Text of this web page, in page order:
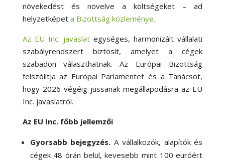
növekedést és növelve a költségeket – ad
helyzetképet a Bizottság közleménye.
Az EU Inc. javaslat egységes, harmonizált vállalati
szabályrendszert biztosít, amelyet a cégek
szabadon választhatnak. Az Európai Bizottság
felszólítja az Európai Parlamentet és a Tanácsot,
hogy 2026 végéig jussanak megállapodásra az EU
Inc. javaslatról.
Az EU Inc. főbb jellemzői
Gyorsabb bejegyzés. A vállalkozók, alapítók és
cégek 48 órán belül, kevesebb mint 100 euróért